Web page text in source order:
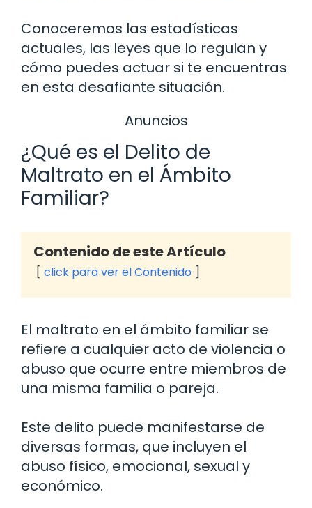
Conoceremos las estadísticas
actuales, las leyes que lo regulan y
cómo puedes actuar si te encuentras
en esta desafiante situación.
Anuncios
¿Qué es el Delito de
Maltrato en el Ámbito
Familiar?
Contenido de este Artículo
click para ver el Contenido
El maltrato en el ámbito familiar se
refiere a cualquier acto de violencia o
abuso que ocurre entre miembros de
una misma familia o pareja.
Este delito puede manifestarse de
diversas formas, que incluyen el
abuso físico, emocional, sexual y
económico.